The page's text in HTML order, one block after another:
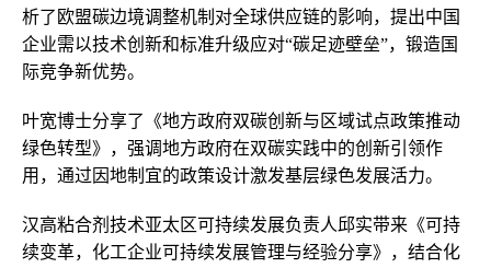
析了欧盟碳边境调整机制对全球供应链的影响，提出中国
企业需以技术创新和标准升级应对“碳足迹壁垒”，锻造国
际竞争新优势。
叶宽博士分享了《地方政府双碳创新与区域试点政策推动
绿色转型》，强调地方政府在双碳实践中的创新引领作
用，通过因地制宜的政策设计激发基层绿色发展活力。
汉高粘合剂技术亚太区可持续发展负责人邱实带来《可持
续变革，化工企业可持续发展管理与经验分享》，结合化